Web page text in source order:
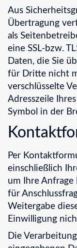
Aus
Übertragung
als
eine SSL-bzw.
Daten, die Sie
für Dritte nicht
verschlüsselte
Adresszeile
Symbol in der
Per
einschließlich
um Ihre
für
Weitergabe
Einwilligung
Die